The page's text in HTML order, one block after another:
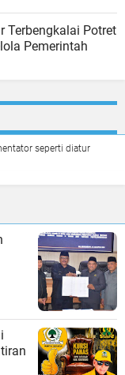
Terbengkalai Potret
Pemerintah
seperti diatur